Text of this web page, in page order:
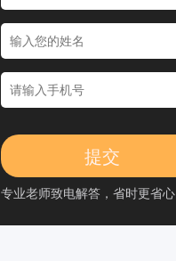
专业老师致电解答，省时更省心